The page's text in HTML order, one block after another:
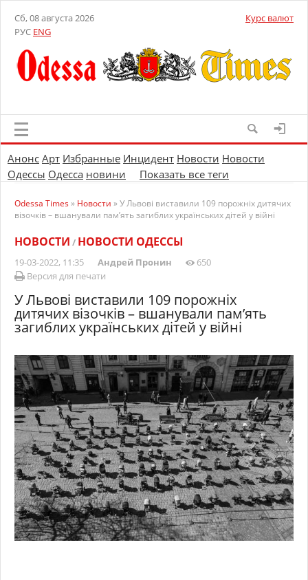
Сб, 08 августа 2026
РУС ENG
Курс валют
Анонс Арт Избранные Инцидент Новости Новости
Одессы Одесса новини Показать все теги
Odessa Times» Новости » У Львові виставили 109 порожніх дитячих
візочків – вшанували пам’ять загиблих українських дітей у війні
НОВОСТИ / НОВОСТИ ОДЕССЫ
19-03-2022, 11:35 Андрей Пронин
650
Версия для печати
У Львові виставили 109 порожніх
дитячих візочків – вшанували пам’ять
загиблих українських дітей у війні